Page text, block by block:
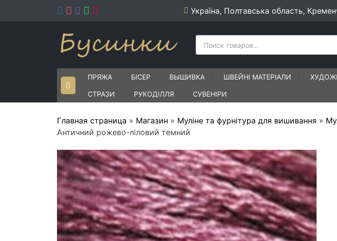
Україна, Полтавська область,
Пошук
товарів
ПРЯЖА БІСЕР ВЫШИВКА ШВЕЙНІ МАТЕРІАЛИ
СТРАЗИ РУКОДІЛЛЯ СУВЕНІРИ
Главная страница » Магазин » Муліне та фурнітура для вишивання »
Античний рожево-ліловий темний